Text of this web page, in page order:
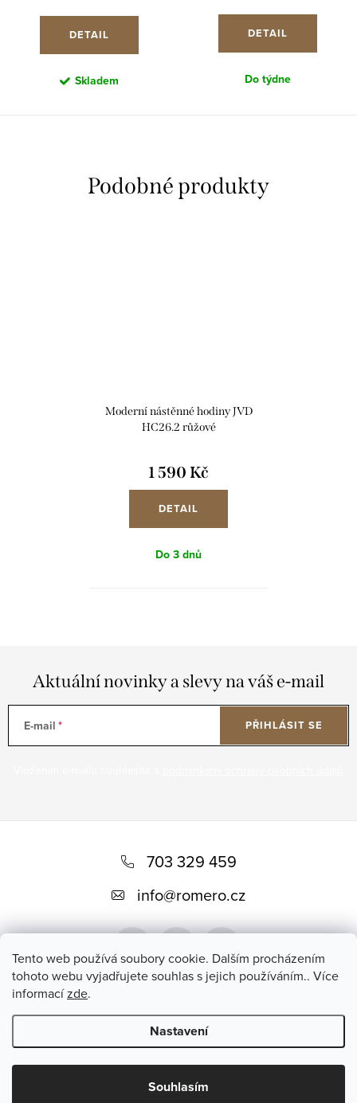
Tento web používá soubory cookie. Dalším procházením
tohoto webu vyjadřujete souhlas s jejich používáním.. Více
informacízde.
Nastavení
Souhlasím
DETAIL
Skladem
DETAIL
Do týdne
Moderní nástěnné hodiny JVD
HC26.2 růžové
1 590 Kč
DETAIL
Do 3 dnů
Aktuální novinky a slevy na váš e-mail
E-mail PŘIHLÁSIT SE
t
703 329 459
info@romero.cz
Přijímáme online platby
Copyright 2026Romero. Všechna práva vyhrazena.